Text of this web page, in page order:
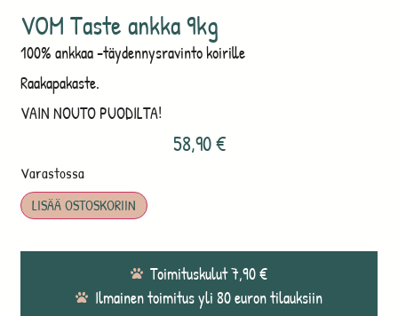
VOM Taste ankka 9kg
100% ankkaa -täydennysravinto koirille
Raakapakaste.
VAIN NOUTO PUODILTA!
58,90€
Varastossa
LISÄÄ OSTOSKORIIN
Toimituskulut 7,90 €
Ilmainen toimitus yli 80 euron tilauksiin